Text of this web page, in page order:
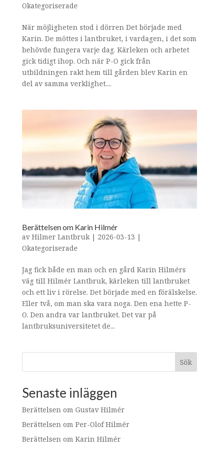
Okategoriserade
När möjligheten stod i dörren Det började med
Karin. De möttes i lantbruket, i vardagen, i det som
behövde fungera varje dag. Kärleken och arbetet
gick tidigt ihop. Och när P-O gick från
utbildningen rakt hem till gården blev Karin en
del av samma verklighet....
Berättelsen om Karin Hilmér
av Hilmer Lantbruk| 2026-03-13 |
Okategoriserade
Jag fick både en man och en gård Karin Hilmérs
väg till Hilmér Lantbruk, kärleken till lantbruket
och ett liv i rörelse. Det började med en förälskelse.
Eller två, om man ska vara noga. Den ena hette P-
O. Den andra var lantbruket. Det var på
lantbruksuniversitetet de...
Sök
Senaste inläggen
Berättelsen om Gustav Hilmér
Berättelsen om Per-Olof Hilmér
Berättelsen om Karin Hilmér